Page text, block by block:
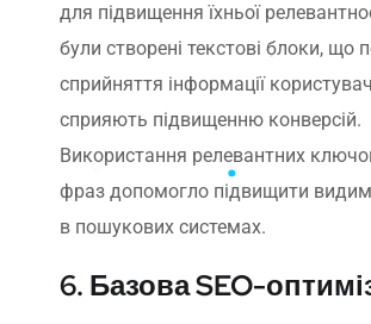
для підвищення їхньої
були створені текстові блоки, що
сприйняття інформації
сприяють підвищенню конверсій.
Використання релевантних
фраз допомогло підвищити
в пошукових системах.
6. Базова SEO-